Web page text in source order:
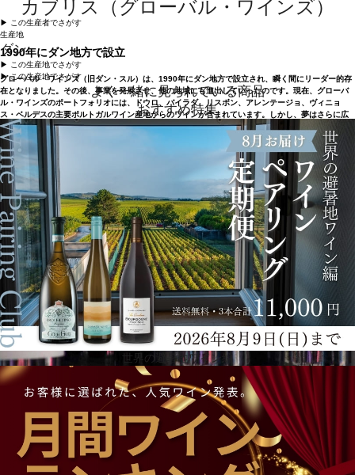
カブリス（グローバル・ワインズ）
1990年にダン地方で設立
グローバル・ワインズ（旧ダン・スル）は、1990年にダン地方で設立され、瞬く間にリーダー的存
在となりました。その後、事業を発展させ、他の地域にも進出していったのです。現在、グローバ
ル・ワインズのポートフォリオには、ドウロ、バイラダ、リスボン、アレンテージョ、ヴィニョ
ス・ベルデスの主要ポルトガルワイン産地からのワインが含まれています。しかし、夢はさらに広
がり、グループ会社のヴィニブラジル社を通じて、ブラジルでの生産も開始しました。ヴァレ・
デ・サン・フランシスコ地区では、ポルトガルのブドウの木のユニークな特徴と、ブラジルのこの
地域の半乾燥気候を組み合わせたワインを、グローバル・ワインズが造っています。
最先端の醸造設備を備えたワイナリー
グローバル・ワインズのワイン生産は、最先端の醸造設備を備えたワイナリーが、樽熟成用のセラ
ー、ワインセラー、研究所、テイスティングルームを備えたユニットに統合され、同じコンセプト
に基づいて行われているのです。同社は2003年に農業・食品分野で初めてNITEC（企業内研究・技
術開発拠点）を設置し、研究開発を企業発展の根幹に据えています。30年以上にわたる仕事とワイ
ンへの愛によって、グローバル・ワインズはポルトガルワインのパノラマの中で稀有な歴史を刻ん
▶︎ この生産者でさがす
生産地
ダン
▶︎ この生産地でさがす
▶︎ この生産地でさがす
よく一緒に見られている商品
おすすめ特集
世界の避暑地ワイン編